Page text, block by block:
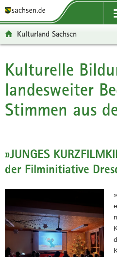
t
ü
e
r
g
e
N
a
i
t
n
v
i
g
n
p
n
a
l
t
t
-
e
r
e
h
Kulturland Sachsen
Hauptinhalt
Kulturelle
landesweiter
Stimmen aus
»JUNGES
der Filminitiative